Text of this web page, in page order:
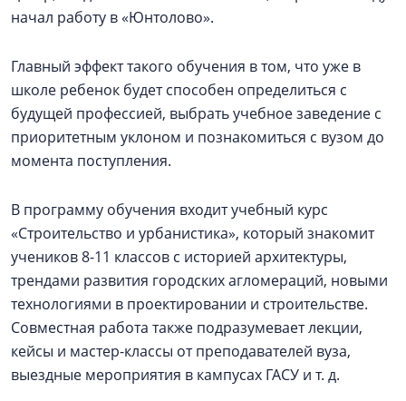
начал работу в «Юнтолово».
Главный эффект такого обучения в том, что уже в
школе ребенок будет способен определиться с
будущей профессией, выбрать учебное заведение с
приоритетным уклоном и познакомиться с вузом до
момента поступления.
В программу обучения входит учебный курс
«Строительство и урбанистика», который знакомит
учеников 8-11 классов с историей архитектуры,
трендами развития городских агломераций, новыми
технологиями в проектировании и строительстве.
Совместная работа также подразумевает лекции,
кейсы и мастер-классы от преподавателей вуза,
выездные мероприятия в кампусах ГАСУ и т. д.